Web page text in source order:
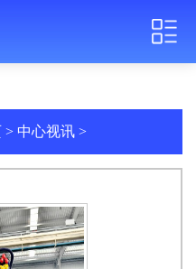
> 中心视讯 >